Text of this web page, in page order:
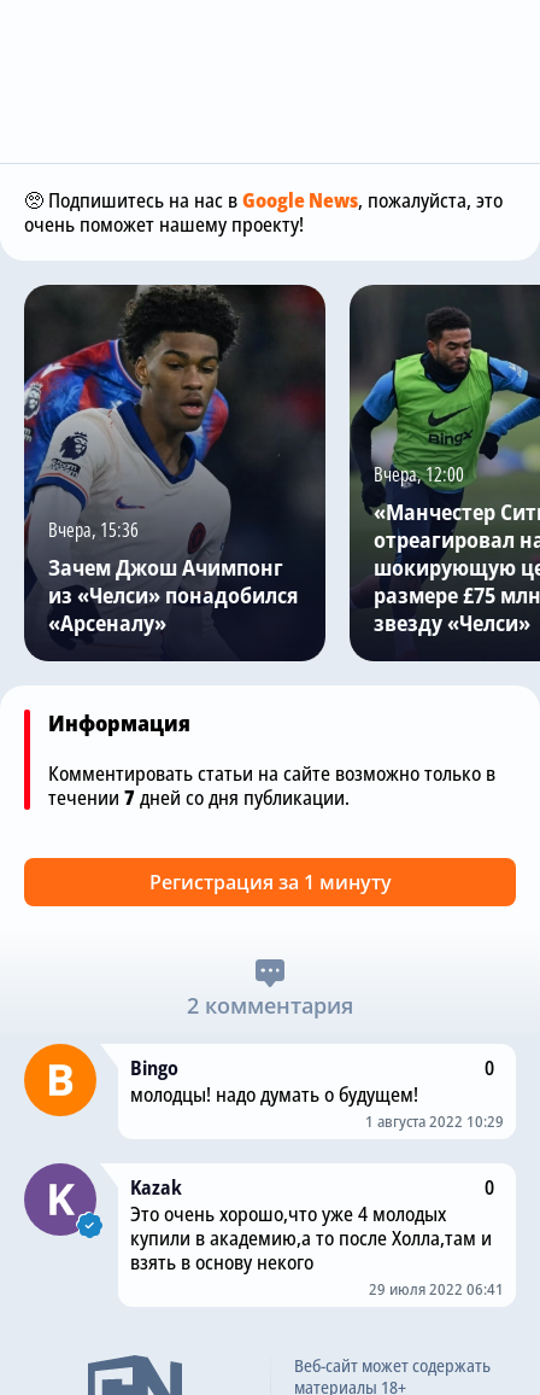
🥺 Подпишитесь на нас вGoogle News, пожалуйста, это
очень поможет нашему проекту!
Вчера, 15:36
Зачем Джош Ачимпонг
из «Челси» понадобился
«Арсеналу»
Вчера, 12:00
«Манчестер
отреагировал
шокирующую
размере £75
звезду «Челси»
Информация
Комментировать статьи на сайте возможно только в
течении 7дней со дня публикации.
Регистрация за 1 минуту
2 комментария
Bingo
0
молодцы! надо думать о будущем!
1 августа 2022 10:29
Kazak
0
Это очень хорошо,что уже 4 молодых
купили в академию,а то после Холла,там и
взять в основу некого
29 июля 2022 06:41
Веб-сайт может содержать
материалы 18+